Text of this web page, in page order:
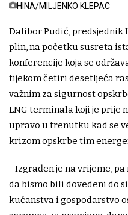
HINA/MILJENKO KLEPAC
Dalibor Pudić, predsjednik
plin, na početku susreta
konferencije koja se
tijekom četiri desetljeća
važnim za sigurnost
LNG terminala koji je prije
upravo u trenutku kad se
krizom opskrbe tim
- Izgrađen je na vrijeme,
da bismo bili dovedeni do
kućanstva i gospodarstvo